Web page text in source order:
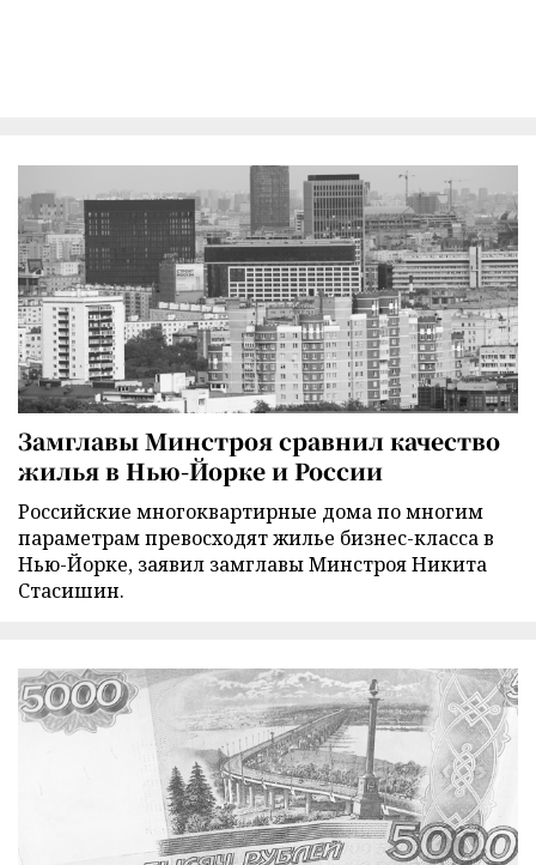
Замглавы Минстроя сравнил качество
жилья в Нью-Йорке и России
Российские многоквартирные дома по многим
параметрам превосходят жилье бизнес-класса в
Нью-Йорке, заявил замглавы Минстроя Никита
Стасишин.